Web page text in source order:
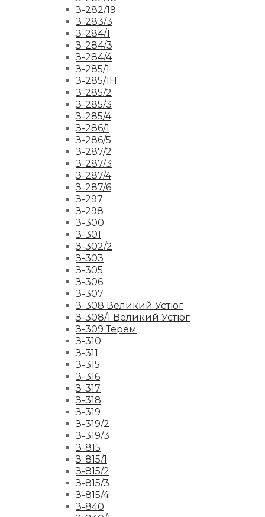
З-282/19
З-283/3
З-284/1
З-284/3
З-284/4
З-285/1
З-285/1Н
З-285/2
З-285/3
З-285/4
З-286/1
З-286/5
З-287/2
З-287/3
З-287/4
З-287/6
З-297
З-298
З-300
З-301
З-302/2
З-303
З-305
З-306
З-307
З-308 Великий Устюг
З-308/1 Великий Устюг
З-309 Терем
З-310
З-311
З-315
З-316
З-317
З-318
З-319
З-319/2
З-319/3
З-815
З-815/1
З-815/2
З-815/3
З-815/4
З-840